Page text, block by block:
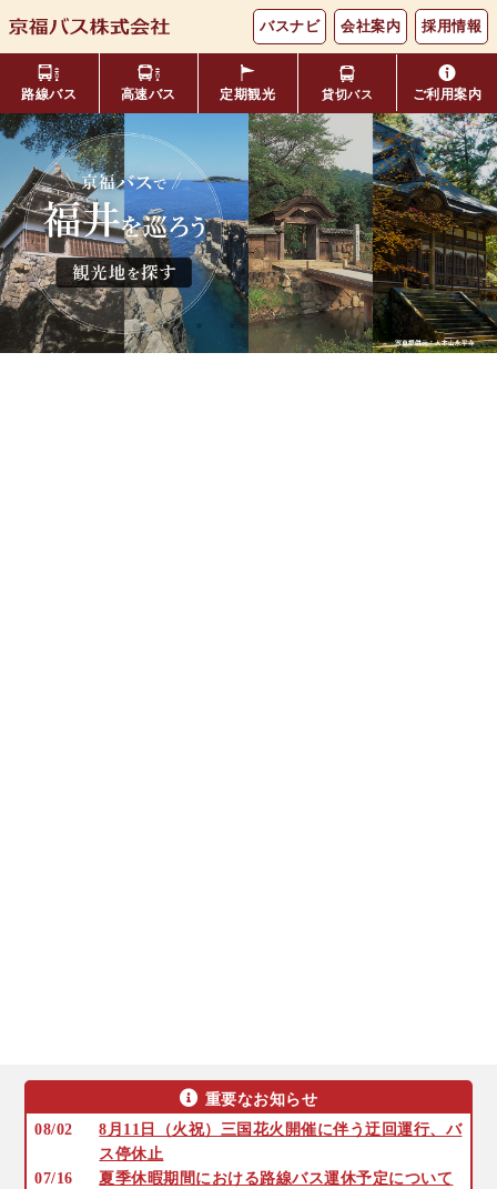
バスナビ 会社案内 採用情報
路線バス
時刻表・運賃表
主要バス停留所
のりば案内
エリア別路線図一覧 観光地別バスルート案内
季節・特別運行バス 配布時刻表
高速バス
福井⇔名古屋線 小松空港線
定期観光 貸切バス ご利用案内
バスの乗り方・降り方 お忘れ物について
年齢区分・福祉・障がい者割
引
よくあるご質問
キャッシュレス対応
重要なお知らせ
08/02
8月11日（火祝）三国花火開催に伴う迂回運行、バ
ス停休止
07/16
夏季休暇期間における路線バス運休予定について